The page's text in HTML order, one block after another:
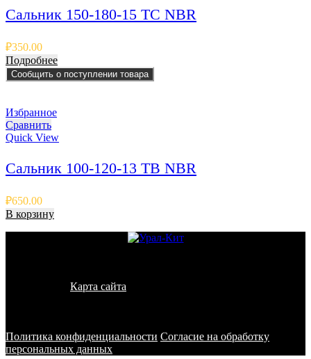
Сальник 150-180-15 TC NBR
₽350.00
Подробнее
Сообщить о поступлении товара
Избранное
Сравнить
Quick View
Сальник 100-120-13 TB NBR
₽650.00
В корзину
Карта сайта
Политика конфиденциальности Согласие на обработку
персональных данных